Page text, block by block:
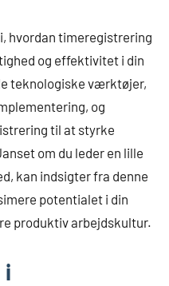
hvordan timeregistrering
og effektivitet i din
teknologiske værktøjer,
og
til at styrke
om du leder en lille
kan indsigter fra denne
potentialet i din
produktiv arbejdskultur.
i